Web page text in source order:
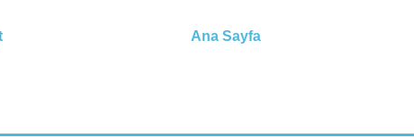
Ana Sayfa